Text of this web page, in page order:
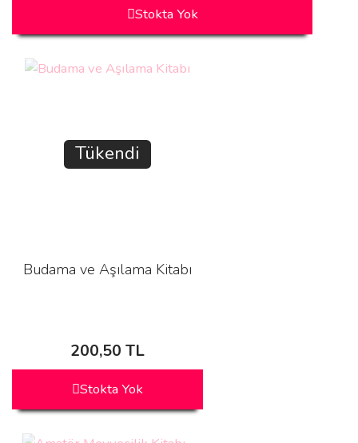
Stokta Yok
Tükendi
Budama ve Aşılama Kitabı
200,50 TL
Stokta Yok